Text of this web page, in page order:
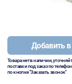
Добавить в
Товара нет в наличии,
поставки под заказ по
по кнопке "Заказать звонок"